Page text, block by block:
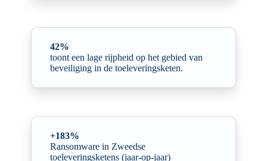
42%
toont een lage rijpheid op het gebied van
beveiliging in de toeleveringsketen.
+183%
Ransomware in Zweedse
toeleveringsketens (jaar-op-jaar)